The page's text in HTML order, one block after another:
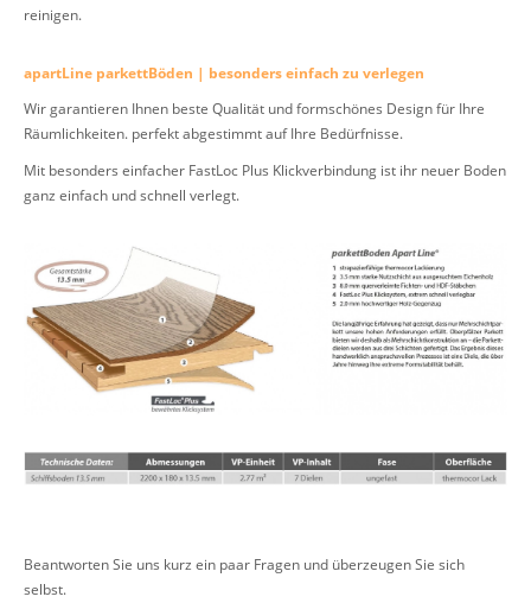
reinigen.
apartLine parkettBöden | besonders einfach zu verlegen
Wir garantieren Ihnen beste Qualität und formschönes Design für Ihre
Räumlichkeiten. perfekt abgestimmt auf Ihre Bedürfnisse.
Mit besonders einfacher FastLoc Plus Klickverbindung ist ihr neuer Boden
ganz einfach und schnell verlegt.
Beantworten Sie uns kurz ein paar Fragen und überzeugen Sie sich
selbst.